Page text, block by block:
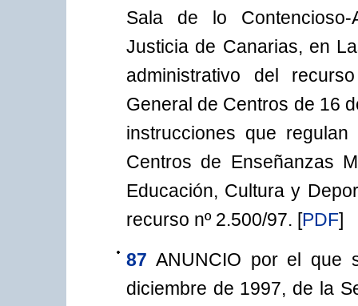
Sala de lo Contencioso-
Justicia de Canarias, en
administrativo del
General de Centros de 16
instrucciones que
Centros de Enseñanzas
Educación, Cultura y
recurso nº 2.500/97. [PDF]
87 ANUNCIO por el que
diciembre de 1997, de la